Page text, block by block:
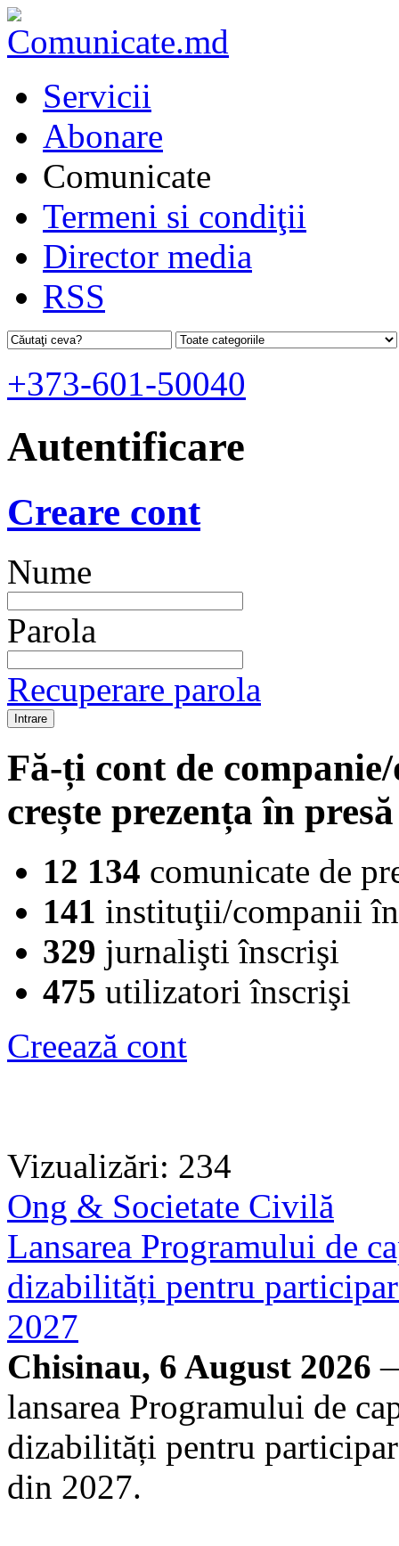
Servicii
Abonare
Comunicate
Termeni si condiţii
Director media
RSS
+373-601-50040
Autentificare
Creare cont
Nume
Parola
Recuperare parola
Fă-ți cont de
crește prezența în
12 134 comunicate de
141 instituţii/companii
329 jurnalişti înscrişi
475 utilizatori înscrişi
Creează cont
Vizualizări: 234
Ong & Societate Civilă
Lansarea Programului de
dizabilități pentru
2027
Chisinau, 6 August 2026
lansarea Programului de
dizabilități pentru
din 2027.